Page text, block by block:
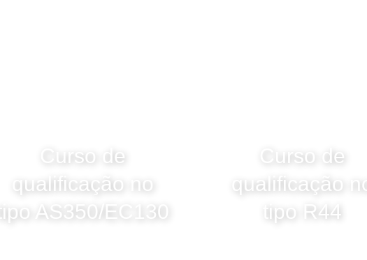
Curso de
qualificação no
tipo AS350/EC130
Curso de
qualificação no
tipo R44